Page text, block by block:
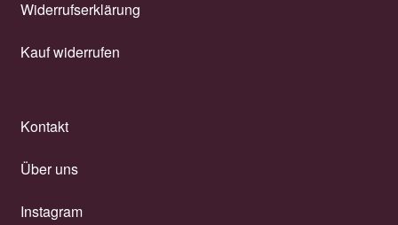
Widerrufserklärung
Kauf widerrufen
Kontakt
Über uns
Instagram